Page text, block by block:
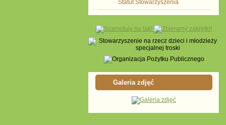
Statut Stowarzyszenia
Galeria zdjęć